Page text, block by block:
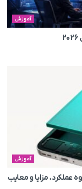
آموزش
آموزش
مزایا و معایب